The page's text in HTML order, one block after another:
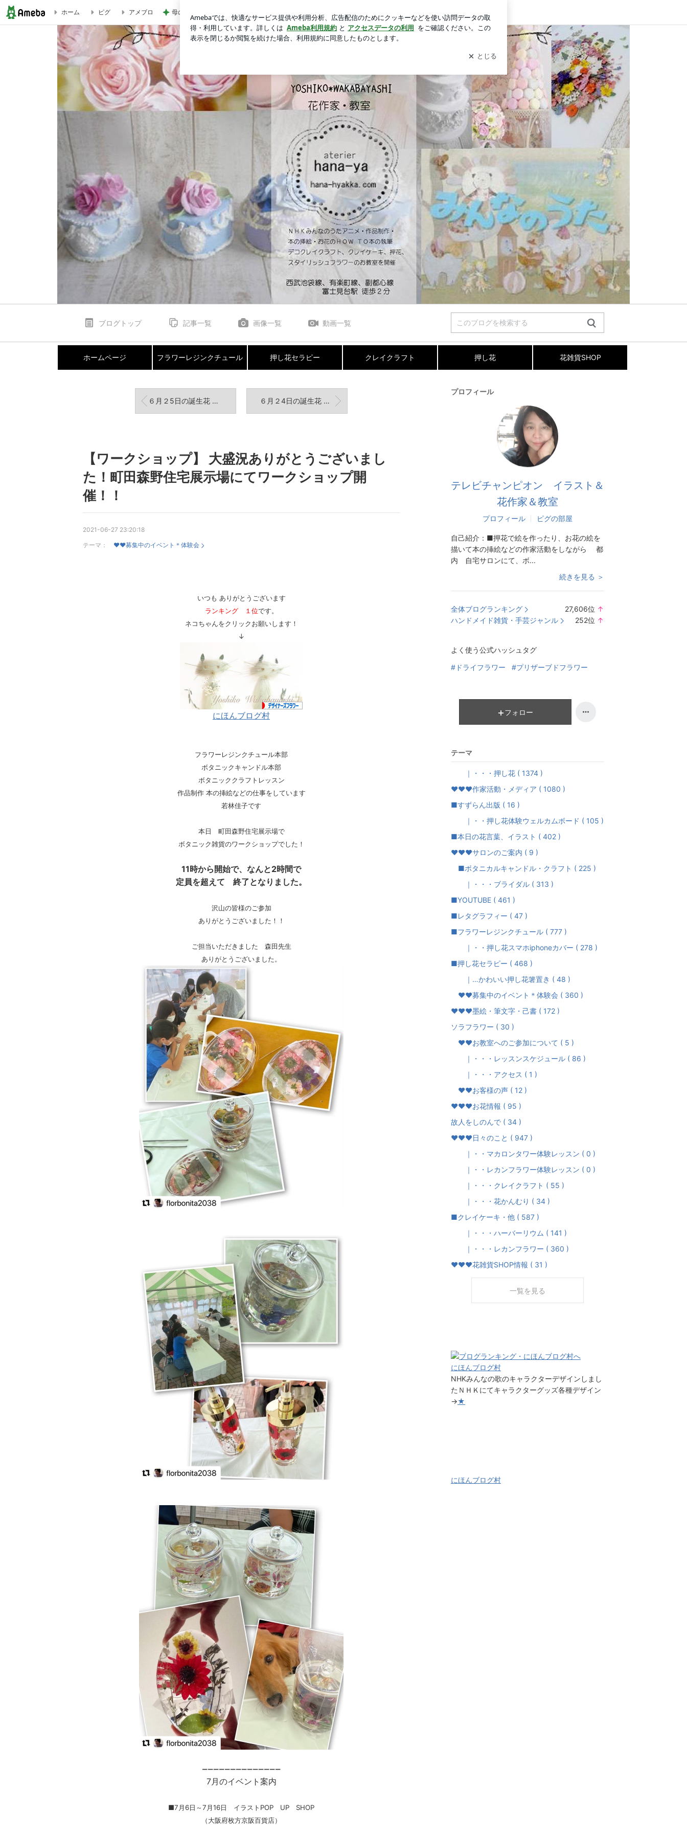
【ワークショップ】 大盛況ありがとうございました！町田森野住宅展示場にてワークショップ開催！！ | テレビチャンピオン若林佳子花作家＆教室 はちみつブログ
ホーム ピグ アメブロ 母のやらかしで狂ってしまった計画 ログイン
ブログトップ 記事一覧 画像一覧 動画一覧
６月２5日の誕生花 ニーレンベルギア 花言葉 心が落ち着きます ６月２4日の誕生花 アイビーゼラニウム 花言葉 とりこになっています
【ワークショップ】 大盛況ありがとうございまし
た！町田森野住宅展示場にてワークショップ開
催！！
2021-06-27 23:20:18
テーマ：
♥♥募集中のイベント＊体験会
いつも ありがとうございます
ランキング １位です。
ネコちゃんをクリックお願いします！
↓
にほんブログ村
フラワーレジンクチュール本部
ボタニックキャンドル本部
ボタニッククラフトレッスン
作品制作 本の挿絵などの仕事をしています
若林佳子です
本日 町田森野住宅展示場で
ボタニック雑貨のワークショップでした！
11時から開始で、なんと2時間で
定員を超えて 終了となりました。
沢山の皆様のご参加
ありがとうございました！！
ご担当いただきました 森田先生
ありがとうございました。
ーーーーーーーーーーーーーー
7月のイベント案内
■7月6日～7月16日 イラストPOP UP SHOP
（大阪府枚方京阪百貨店）
プロフィール
テレビチャンピオン イラスト＆
花作家＆教室
プロフィール ピグの部屋
自己紹介： ■押花で絵を作ったり、お花の絵を
描いて本の挿絵などの作家活動をしながら 都
内 自宅サロンにて、ボ...
続きを見る ＞
全体ブログランキング 27,606位 ↑
ハンドメイド雑貨・手芸ジャンル 252位 ↑
よく使う公式ハッシュタグ
#ドライフラワー #プリザーブドフラワー
フォロー
テーマ
｜・・・押し花 ( 1374 )
♥♥♥作家活動・メディア ( 1080 )
■すずらん出版 ( 16 )
｜・・押し花体験ウェルカムボード ( 105 )
■本日の花言葉、イラスト ( 402 )
♥♥♥サロンのご案内 ( 9 )
■ボタニカルキャンドル・クラフト ( 225 )
｜・・・ブライダル ( 313 )
■YOUTUBE ( 461 )
■レタグラフィー ( 47 )
■フラワーレジンクチュール ( 777 )
｜・・押し花スマホiphoneカバー ( 278 )
■押し花セラピー ( 468 )
｜…かわいい押し花箸置き ( 48 )
♥♥募集中のイベント＊体験会 ( 360 )
♥♥♥墨絵・筆文字・己書 ( 172 )
ソラフラワー ( 30 )
♥♥お教室へのご参加について ( 5 )
｜・・・レッスンスケジュール ( 86 )
｜・・・アクセス ( 1 )
♥♥お客様の声 ( 12 )
♥♥♥お花情報 ( 95 )
故人をしのんで ( 34 )
♥♥♥日々のこと ( 947 )
｜・・マカロンタワー体験レッスン ( 0 )
｜・・レカンフラワー体験レッスン ( 0 )
｜・・・クレイクラフト ( 55 )
｜・・・花かんむり ( 34 )
■クレイケーキ・他 ( 587 )
｜・・・ハーバーリウム ( 141 )
｜・・・レカンフラワー ( 360 )
♥♥♥花雑貨SHOP情報 ( 31 )
一覧を見る
ホームページ フラワーレジンクチュール 押し花セラピー クレイクラフト 押し花 花雑貨SHOP
にほんブログ村
NHKみんなの歌のキャラクターデザインしまし
たＮＨＫにてキャラクターグッズ各種デザイン
→★
にほんブログ村